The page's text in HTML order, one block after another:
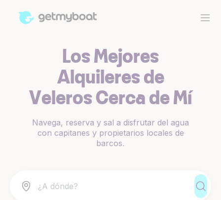
Los Mejores
Alquileres de
Veleros Cerca de Mí
Navega, reserva y sal a disfrutar del agua
con capitanes y propietarios locales de
barcos.